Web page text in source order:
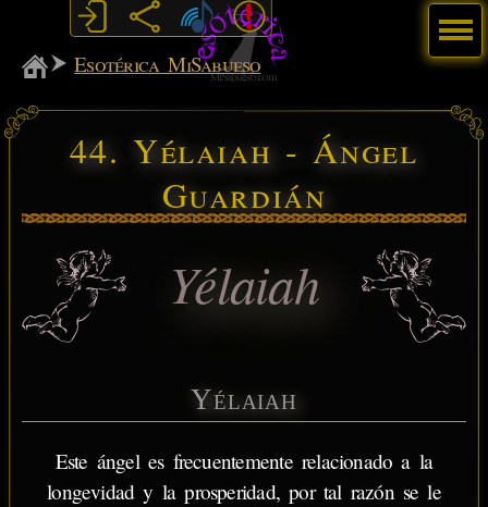
MiSabueso
Esotérica MiSabueso
44. Yélaiah - Ángel
Guardián
Yélaiah
Yélaiah
Este ángel es frecuentemente relacionado a la
longevidad y la prosperidad, por tal razón se le
Menú